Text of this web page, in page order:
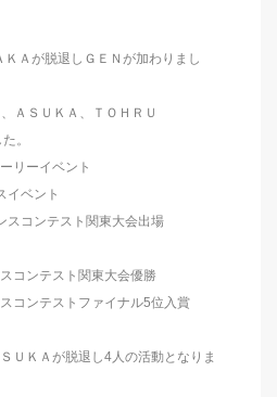
Ａが脱退しＧＥＮが加わりまし
ＡＳＵＫＡ、ＴＯＨＲＵ
。
リーイベント
イベント
スコンテスト関東大会出場
コンテスト関東大会優勝
コンテストファイナル5位入賞
ＵＫＡが脱退し4人の活動となりま